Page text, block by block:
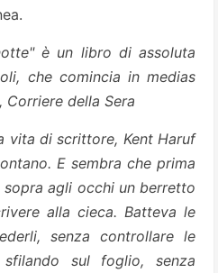
è un libro di assoluta
che comincia in medias
Corriere della Sera
vita di scrittore, Kent Haruf
E sembra che prima
agli occhi un berretto
alla cieca. Batteva le
senza controllare le
sul foglio, senza